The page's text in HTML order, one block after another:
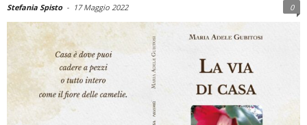
Stefania Spisto - 17 Maggio 2022 0